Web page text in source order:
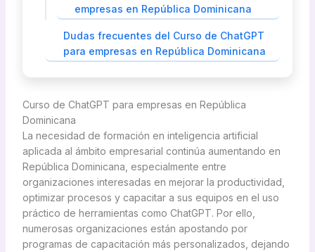
empresas en República Dominicana
Dudas frecuentes del Curso de ChatGPT
para empresas en República Dominicana
Curso de ChatGPT para empresas en República
Dominicana
La necesidad de formación en inteligencia artificial
aplicada al ámbito empresarial continúa aumentando en
República Dominicana, especialmente entre
organizaciones interesadas en mejorar la productividad,
optimizar procesos y capacitar a sus equipos en el uso
práctico de herramientas como ChatGPT. Por ello,
numerosas organizaciones están apostando por
programas de capacitación más personalizados, dejando